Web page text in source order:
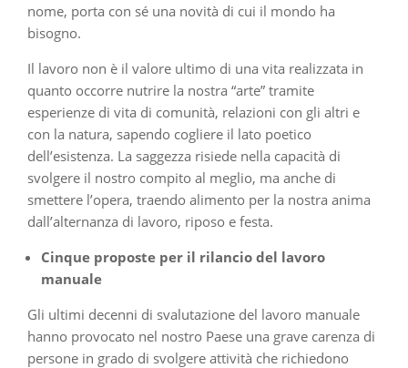
nome, porta con sé una novità di cui il mondo ha
bisogno.
Il lavoro non è il valore ultimo di una vita realizzata in
quanto occorre nutrire la nostra “arte” tramite
esperienze di vita di comunità, relazioni con gli altri e
con la natura, sapendo cogliere il lato poetico
dell’esistenza. La saggezza risiede nella capacità di
svolgere il nostro compito al meglio, ma anche di
smettere l’opera, traendo alimento per la nostra anima
dall’alternanza di lavoro, riposo e festa.
Cinque proposte per il rilancio del lavoro
manuale
Gli ultimi decenni di svalutazione del lavoro manuale
hanno provocato nel nostro Paese una grave carenza di
persone in grado di svolgere attività che richiedono